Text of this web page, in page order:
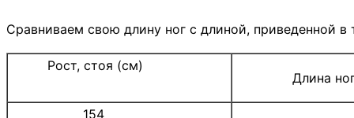
Сравниваем свою длину ног с длиной, приведенной
Рост, стоя (см)
Длина
154